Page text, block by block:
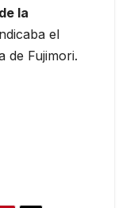
la
el
de Fujimori.